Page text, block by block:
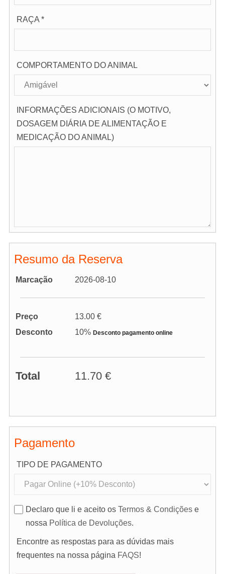
RAÇA *
COMPORTAMENTO DO ANIMAL
INFORMAÇÕES ADICIONAIS (O MOTIVO,
DOSAGEM DIÁRIA DE ALIMENTAÇÃO E
MEDICAÇÃO DO ANIMAL)
Resumo da Reserva
Marcação 2026-08-10
Preço
13.00 €
Desconto
10% Desconto pagamento online
Total 11.70 €
Pagamento
TIPO DE PAGAMENTO
Declaro que li e aceito os Termos & Condiçõese
nossa Política de Devoluções.
Encontre as respostas para as dúvidas mais
frequentes na nossa página FAQS!